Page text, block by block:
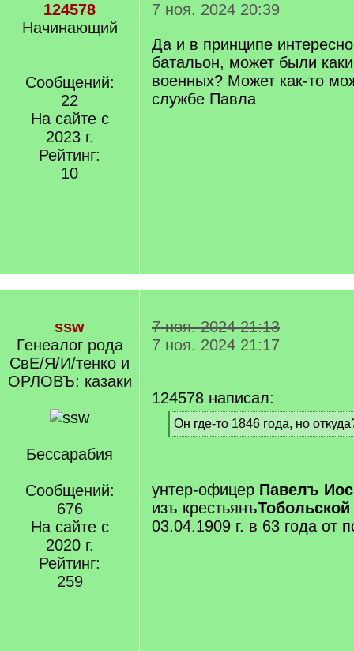
124578
Начинающий
Сообщений:
22
На сайте с
2023 г.
Рейтинг:
10
7 ноя. 2024 20:39
Да и в принципе интересно
батальон, может были
военных? Может как-то
службе Павла
ssw
Генеалог рода
СвЕ/Я/И/тенко и
ОРЛОВЪ: казаки
Бессарабия
Сообщений:
676
На сайте с
2020 г.
Рейтинг:
259
7 ноя. 2024 21:13
7 ноя. 2024 21:17
124578 написал:
[
q
Он где-то 1846 года, но
[
унтер-офицер Павелъ
изъ крестьянъТобольской
03.04.1909 г. в 63 года от